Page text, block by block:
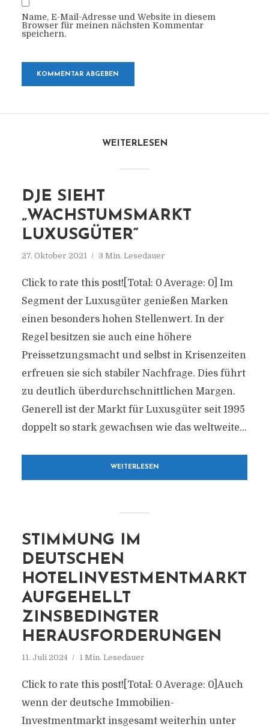
Name, E-Mail-Adresse und Website in diesem
Browser für meinen nächsten Kommentar
speichern.
WEITERLESEN
DJE SIEHT
„WACHSTUMSMARKT
LUXUSGÜTER“
27. Oktober 2021 3 Min. Lesedauer
Click to rate this post![Total: 0 Average: 0] Im
Segment der Luxusgüter genießen Marken
einen besonders hohen Stellenwert. In der
Regel besitzen sie auch eine höhere
Preissetzungsmacht und selbst in Krisenzeiten
erfreuen sie sich stabiler Nachfrage. Dies führt
zu deutlich überdurchschnittlichen Margen.
Generell ist der Markt für Luxusgüter seit 1995
doppelt so stark gewachsen wie das weltweite...
WEITERLESEN
STIMMUNG IM
DEUTSCHEN
HOTELINVESTMENTMARKT
AUFGEHELLT
ZINSBEDINGTER
HERAUSFORDERUNGEN
11. Juli 2024 1 Min. Lesedauer
Click to rate this post![Total: 0 Average: 0]Auch
wenn der deutsche Immobilien-
Investmentmarkt insgesamt weiterhin unter